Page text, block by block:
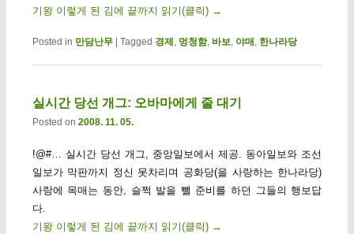
기왕 이렇게 된 김에 끝까지 읽기(클릭) →
Posted in 만담난무 Tagged 경제 , 멍청함, 바보, 야매 , 한나라당
실시간 당선 개그: 오바마에게 줄 대기
Posted on 2008. 11. 05.
!@#… 실시간 당선 개그, 중앙일보에서 제공. 동아일보와 조선
일보가 막판까지 정신 못차리며 공화당(을 사랑하는 한나라당)
사랑에 목매는 동안, 슬쩍 발을 뺄 준비를 하던 그들의 행보답
다.
기왕 이렇게 된 김에 끝까지 읽기(클릭) →